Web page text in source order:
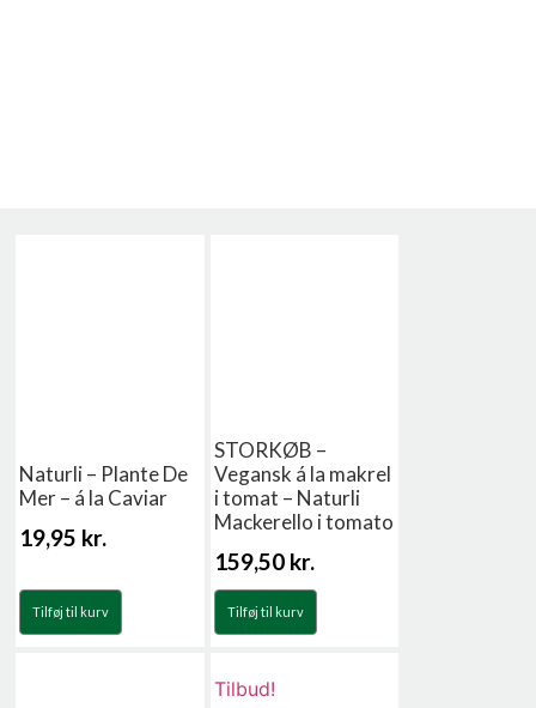
Naturli – Plante De
Mer – á la Caviar
19,95 kr.
Tilføj til kurv
STORKØB –
Vegansk á la makrel
i tomat – Naturli
Mackerello i tomato
159,50 kr.
Tilføj til kurv
Tilbud!